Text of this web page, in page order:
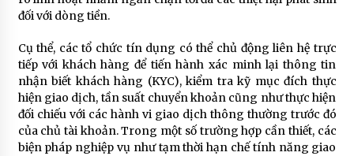
đối với dòng tiền.
Cụ thể, các tổ chức tín dụng có thể chủ động liên hệ trực
tiếp với khách hàng để tiến hành xác minh lại thông tin
nhận biết khách hàng (KYC), kiểm tra kỹ mục đích thực
hiện giao dịch, tần suất chuyển khoản cũng như thực hiện
đối chiếu với các hành vi giao dịch thông thường trước đó
của chủ tài khoản. Trong một số trường hợp cần thiết, các
biện pháp nghiệp vụ như tạm thời hạn chế tính năng giao